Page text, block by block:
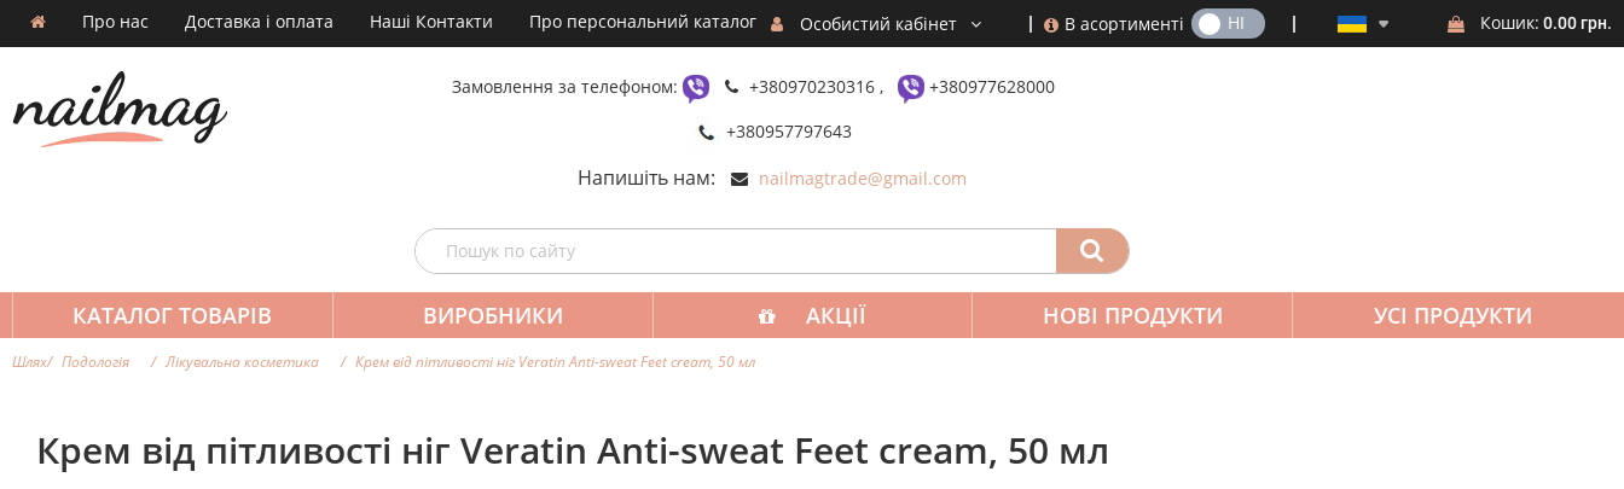
Про нас Доставка і оплата Наші Контакти Про персональний каталог Кошик: 0.00 грн.
В асортименті
ТАК НІ
Особистий кабінет
Замовлення за телефоном: +380970230316 ,
+380977628000
+380957797643
Напишіть нам: nailmagtrade@gmail.com
КАТАЛОГ ТОВАРІВ ВИРОБНИКИ АКЦІЇ НОВІ ПРОДУКТИ УСІ ПРОДУКТИ
Шлях Подологія Лікувальна косметика Крем від пітливості ніг Veratin Anti-sweat Feet cream, 50 мл
Крем від пітливості ніг Veratin Anti-sweat Feet cream, 50 мл